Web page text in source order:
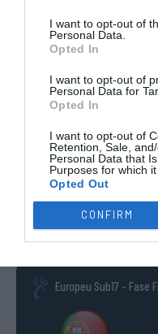
I want to opt-out of
Personal Data.
Opted In
I want to opt-out of
Personal Data for
Opted In
I want to opt-out of
Retention, Sale,
Personal Data that
Purposes for which it
Opted Out
CONFIRM
ESPANHA ITÁLIA
Europeu Sub17 - Fase